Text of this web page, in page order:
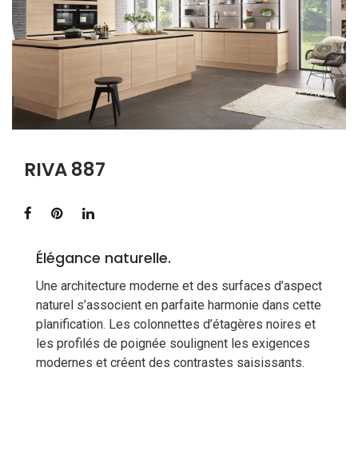
RIVA 887
Élégance naturelle.
Une architecture moderne et des surfaces d’aspect
naturel s’associent en parfaite harmonie dans cette
planification. Les colonnettes d’étagères noires et
les profilés de poignée soulignent les exigences
modernes et créent des contrastes saisissants.